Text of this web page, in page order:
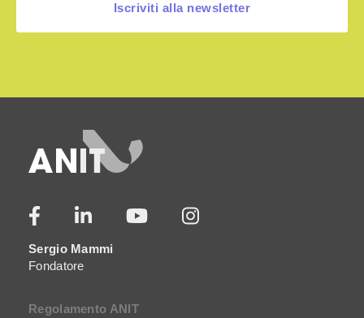
Iscriviti alla newsletter
Sergio Mammi
Fondatore
Regolamento ANIT